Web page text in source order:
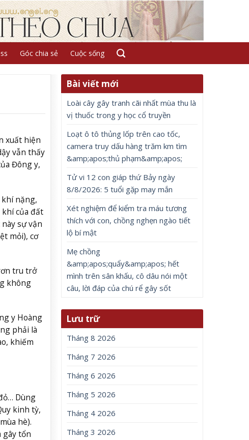
Góc chia sẻ Cuộc sống
xuất hiện
vẫn thấy
Đông y,
nặng,
khí của đất
sự vận
mỏi), cơ
tru trở
không
y Hoàng
phải là
khiếm
Dùng
kinh tỳ,
hè).
gây tổn
Bài viết mới
Loài cây gây tranh cãi nhất mùa thu là
vị thuốc trong y học cổ truyền
Loạt ô tô thủng lốp trên cao tốc,
camera truy dấu hàng trăm km tìm
&amp;apos;thủ phạm&amp;apos;
Tử vi 12 con giáp thứ Bảy ngày
8/8/2026: 5 tuổi gặp may mắn
Xét nghiệm để kiểm tra máu tương
thích với con, chồng nghẹn ngào tiết
lộ bí mật
Mẹ chồng
&amp;apos;quẩy&amp;apos; hết
mình trên sân khấu, cô dâu nói một
câu, lời đáp của chú rể gây sốt
Lưu trữ
Tháng 8 2026
Tháng 7 2026
Tháng 6 2026
Tháng 5 2026
Tháng 4 2026
Tháng 3 2026